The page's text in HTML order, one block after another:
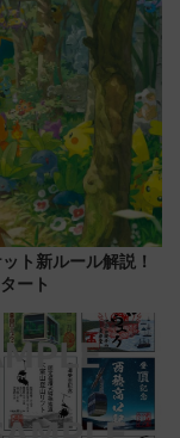
ト新ルール解説！
ート